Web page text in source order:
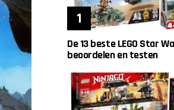
De 13 beste LEGO Star
beoordelen en testen